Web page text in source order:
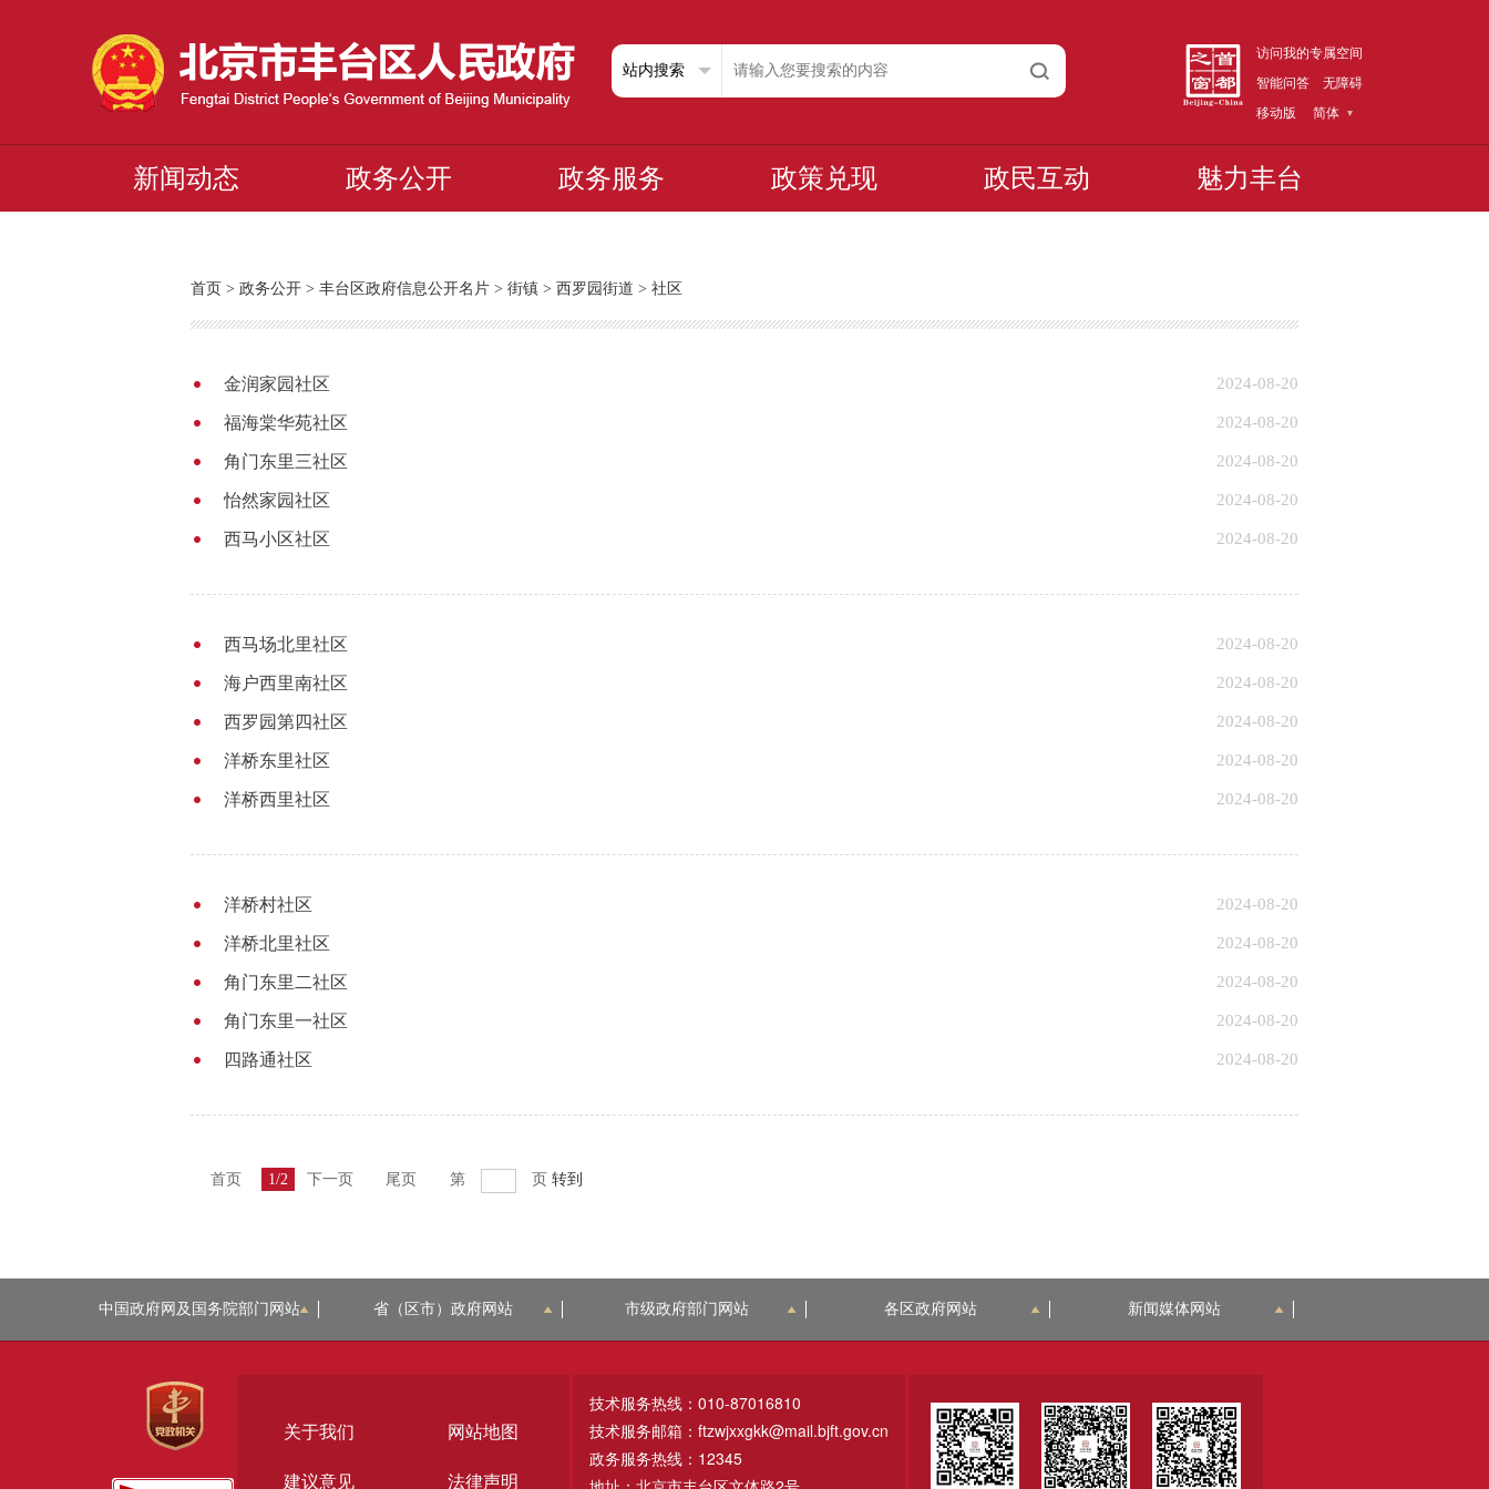
访问我的专属空间
智能问答
无障碍
移动版
简体
新闻动态 政务公开 政务服务 政策兑现 政民互动 魅力丰台
首页 > 政务公开 > 丰台区政府信息公开名片 > 街镇 > 西罗园街道 > 社区
金润家园社区 2024-08-20
福海棠华苑社区 2024-08-20
角门东里三社区 2024-08-20
怡然家园社区 2024-08-20
西马小区社区 2024-08-20
西马场北里社区 2024-08-20
海户西里南社区 2024-08-20
西罗园第四社区 2024-08-20
洋桥东里社区 2024-08-20
洋桥西里社区 2024-08-20
洋桥村社区 2024-08-20
洋桥北里社区 2024-08-20
角门东里二社区 2024-08-20
角门东里一社区 2024-08-20
四路通社区 2024-08-20
首页 1/2 下一页 尾页 第 页 转到
中国政府网及国务院部门网站 省（区市）政府网站 市级政府部门网站 各区政府网站 新闻媒体网站
关于我们 网站地图
建议意见 法律声明
技术服务热线：010-87016810
技术服务邮箱：ftzwjxxgkk@mail.bjft.gov.cn
政务服务热线：12345